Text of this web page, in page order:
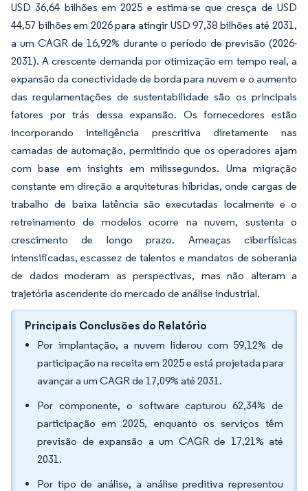
USD 36,64 bilhões em 2025 e estima-se que cresça de USD
44,57 bilhões em 2026 para atingir USD 97,38 bilhões até 2031,
a um CAGR de 16,92% durante o período de previsão (2026-
2031). A crescente demanda por otimização em tempo real, a
expansão da conectividade de borda para nuvem e o aumento
das regulamentações de sustentabilidade são os principais
fatores por trás dessa expansão. Os fornecedores estão
incorporando inteligência prescritiva diretamente nas
camadas de automação, permitindo que os operadores ajam
com base em insights em milissegundos. Uma migração
constante em direção a arquiteturas híbridas, onde cargas de
trabalho de baixa latência são executadas localmente e o
retreinamento de modelos ocorre na nuvem, sustenta o
crescimento de longo prazo. Ameaças ciberfísicas
intensificadas, escassez de talentos e mandatos de soberania
de dados moderam as perspectivas, mas não alteram a
trajetória ascendente do mercado de análise industrial.
Principais Conclusões do Relatório
Por implantação, a nuvem liderou com 59,12% de
participação na receita em 2025 e está projetada para
avançar a um CAGR de 17,09% até 2031.
Por componente, o software capturou 62,34% de
participação em 2025, enquanto os serviços têm
previsão de expansão a um CAGR de 17,21% até
2031.
Por tipo de análise, a análise preditiva representou